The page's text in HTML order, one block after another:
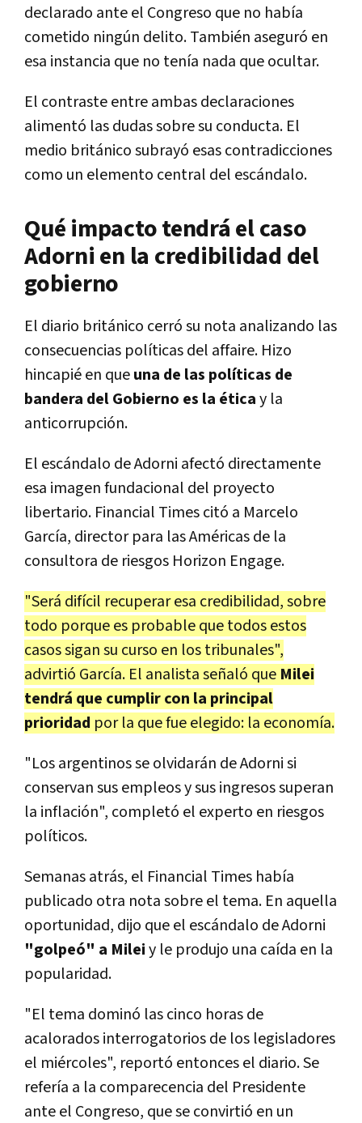
declarado ante el Congreso que no había
cometido ningún delito. También aseguró en
esa instancia que no tenía nada que ocultar.
El contraste entre ambas declaraciones
alimentó las dudas sobre su conducta. El
medio británico subrayó esas contradicciones
como un elemento central del escándalo.
Qué impacto tendrá el caso
Adorni en la credibilidad del
gobierno
El diario británico cerró su nota analizando las
consecuencias políticas del affaire. Hizo
hincapié en queuna de las políticas de
bandera del Gobierno es la éticay la
anticorrupción.
El escándalo de Adorni afectó directamente
esa imagen fundacional del proyecto
libertario. Financial Times citó a Marcelo
García, director para las Américas de la
consultora de riesgos Horizon Engage.
"Será difícil recuperar esa credibilidad, sobre
todo porque es probable que todos estos
casos sigan su curso en los tribunales",
advirtió García. El analista señaló que Milei
tendrá que cumplir con la principal
prioridad por la que fue elegido: la economía.
"Los argentinos se olvidarán de Adorni si
conservan sus empleos y sus ingresos superan
la inflación", completó el experto en riesgos
políticos.
Semanas atrás, el Financial Times había
publicado otra nota sobre el tema. En aquella
oportunidad, dijo que el escándalo de Adorni
"golpeó" a Mileiy le produjo una caída en la
popularidad.
"El tema dominó las cinco horas de
acalorados interrogatorios de los legisladores
el miércoles", reportó entonces el diario. Se
refería a la comparecencia del Presidente
ante el Congreso, que se convirtió en un